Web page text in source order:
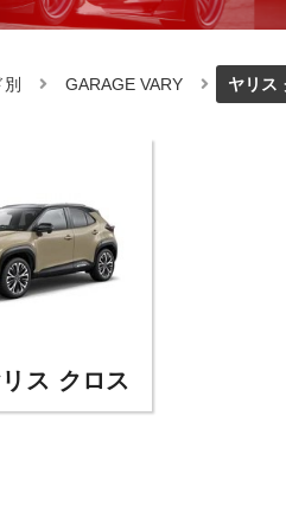
GARAGE VARY ヤリス
ス クロス